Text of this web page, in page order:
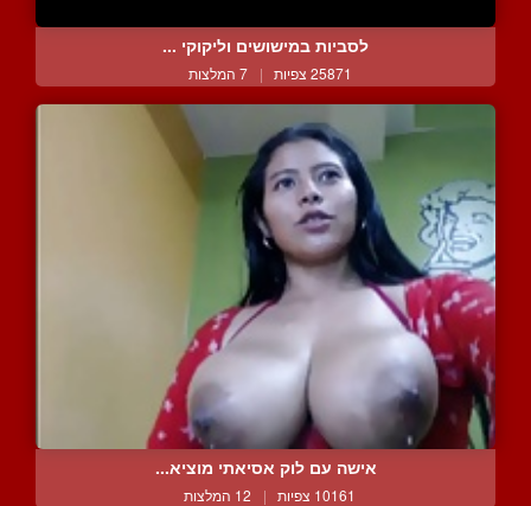
לסביות במישושים וליקוקי ...
25871 צפיות | 7 המלצות
אישה עם לוק אסיאתי מוציא...
10161 צפיות | 12 המלצות